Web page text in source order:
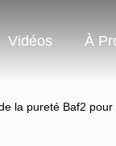
Vidéos À
la pureté Baf2